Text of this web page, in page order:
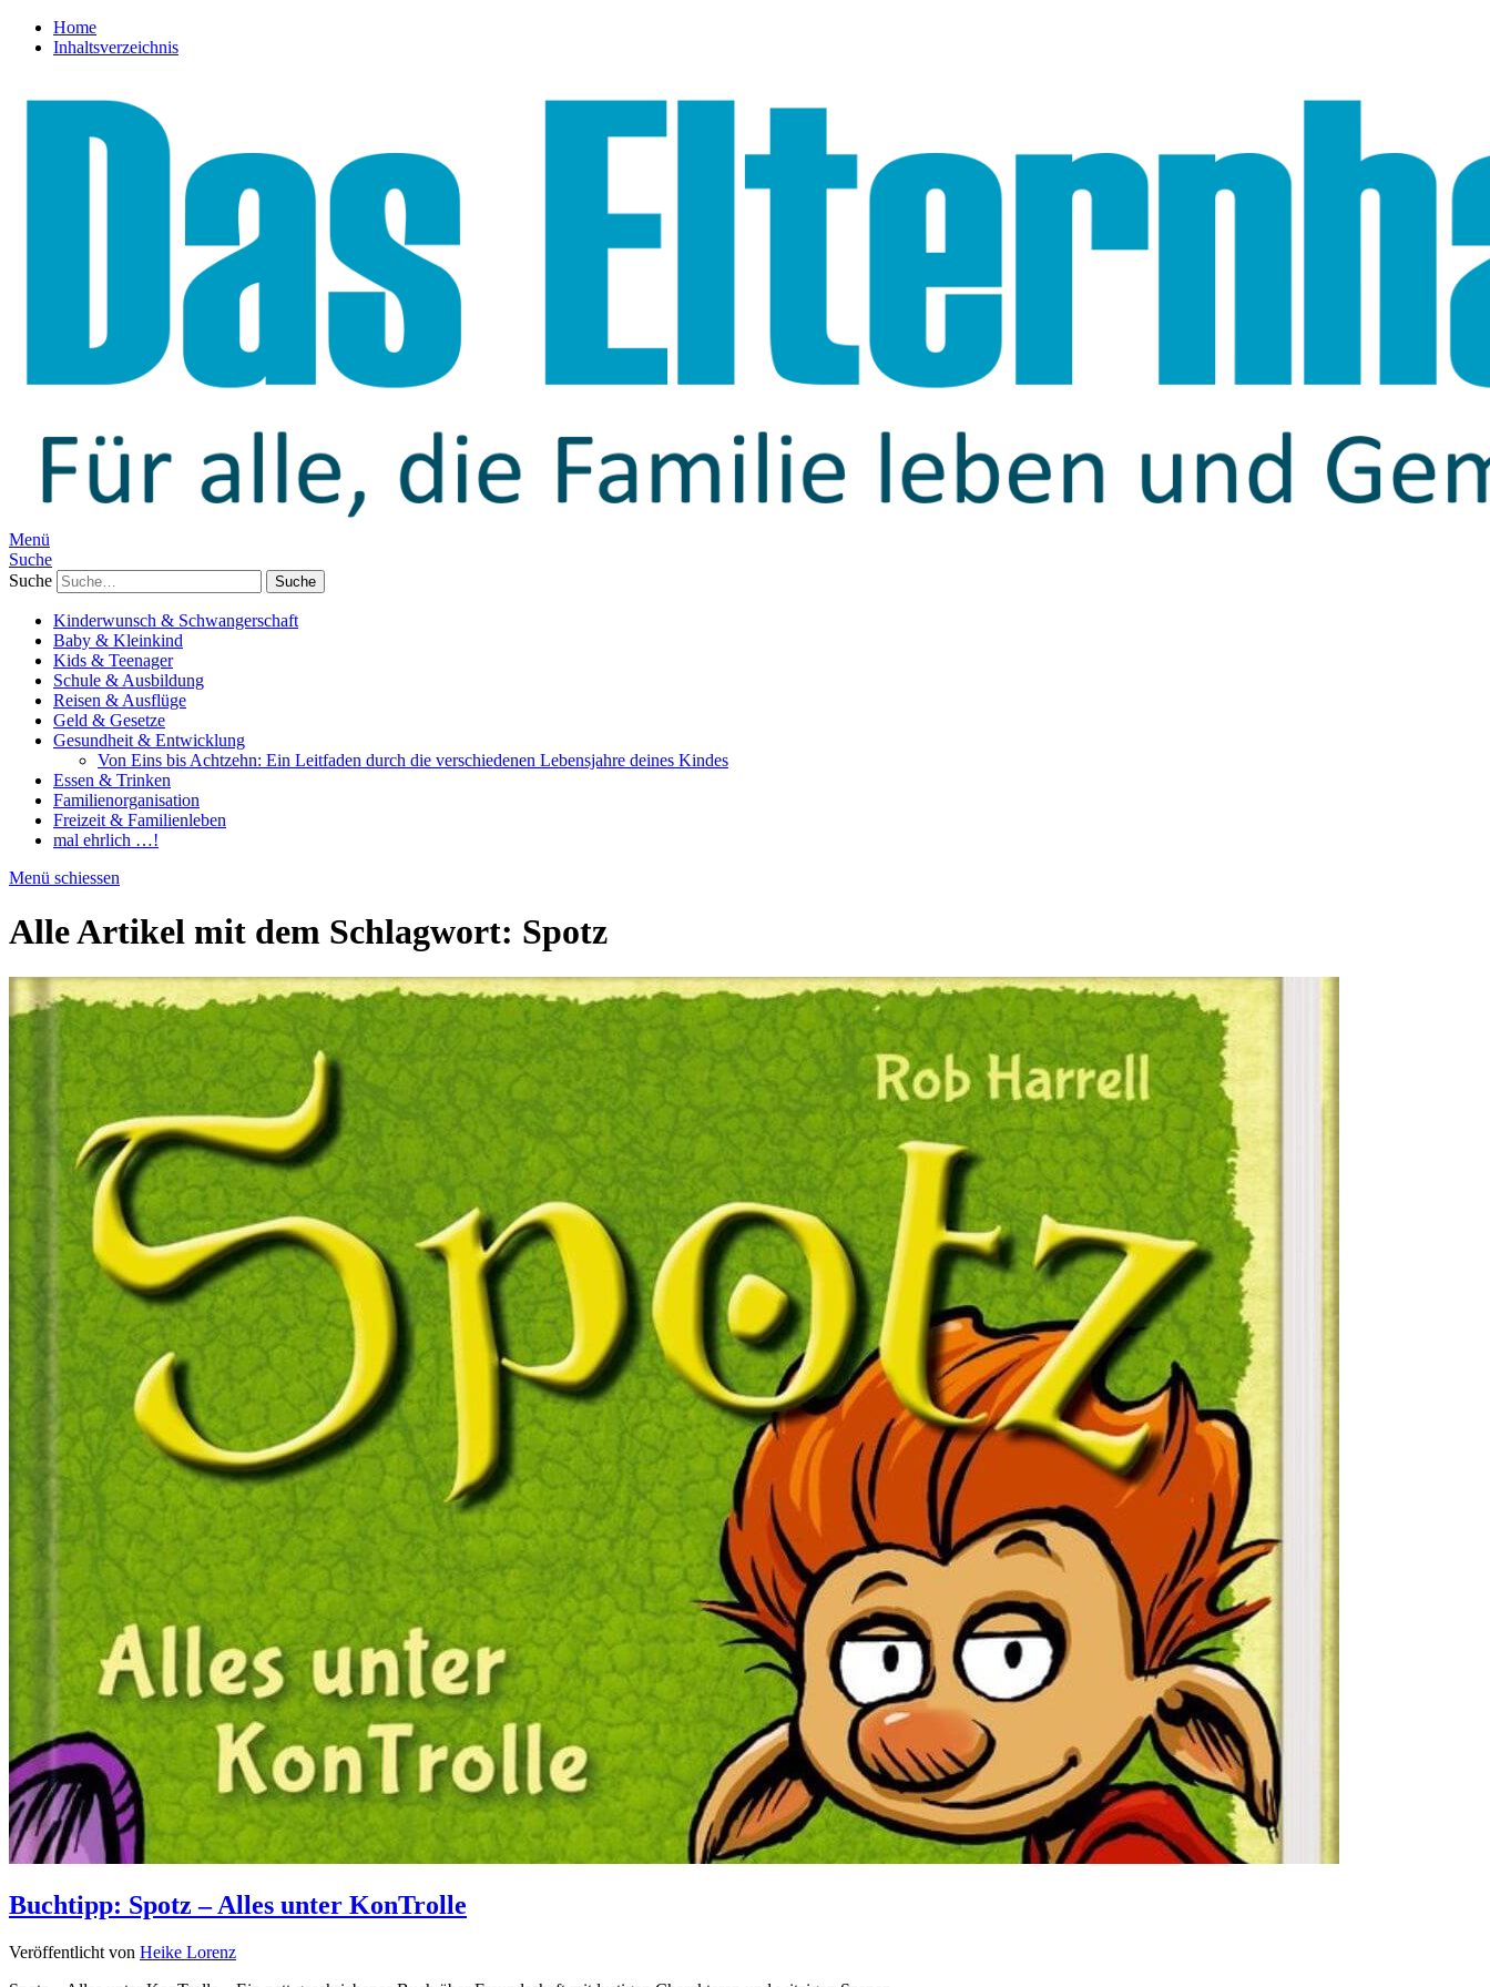
Home
Inhaltsverzeichnis
Menü
Suche
Suche
Kinderwunsch & Schwangerschaft
Baby & Kleinkind
Kids & Teenager
Schule & Ausbildung
Reisen & Ausflüge
Geld & Gesetze
Gesundheit & Entwicklung
Von Eins bis Achtzehn: Ein Leitfaden durch die verschiedenen Lebensjahre deines Kindes
Essen & Trinken
Familienorganisation
Freizeit & Familienleben
mal ehrlich …!
Menü schiessen
Alle Artikel mit dem Schlagwort: Spotz
Buchtipp: Spotz – Alles unter KonTrolle
Veröffentlicht von Heike Lorenz